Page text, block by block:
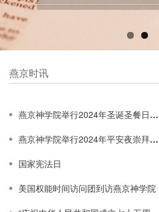
燕京时讯
燕京神学院举行2024年圣诞圣餐日崇拜活动
燕京神学院举行2024年平安夜崇拜活动
国家宪法日
美国权能时间访问团到访燕京神学院